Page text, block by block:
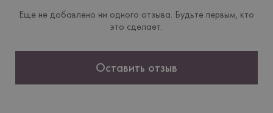
Еще не добавлено ни одного отзыва. Будьте первым, кто
это сделает.
Оставить отзыв